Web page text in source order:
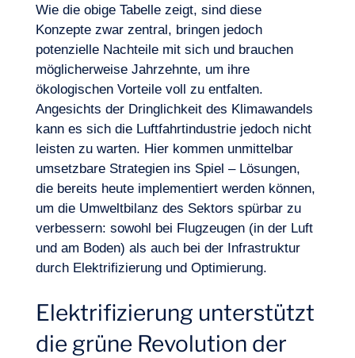
Wie die obige Tabelle zeigt, sind diese
Konzepte zwar zentral, bringen jedoch
potenzielle Nachteile mit sich und brauchen
möglicherweise Jahrzehnte, um ihre
ökologischen Vorteile voll zu entfalten.
Angesichts der Dringlichkeit des Klimawandels
kann es sich die Luftfahrtindustrie jedoch nicht
leisten zu warten. Hier kommen unmittelbar
umsetzbare Strategien ins Spiel – Lösungen,
die bereits heute implementiert werden können,
um die Umweltbilanz des Sektors spürbar zu
verbessern: sowohl bei Flugzeugen (in der Luft
und am Boden) als auch bei der Infrastruktur
durch Elektrifizierung und Optimierung.
Elektrifizierung unterstützt
die grüne Revolution der